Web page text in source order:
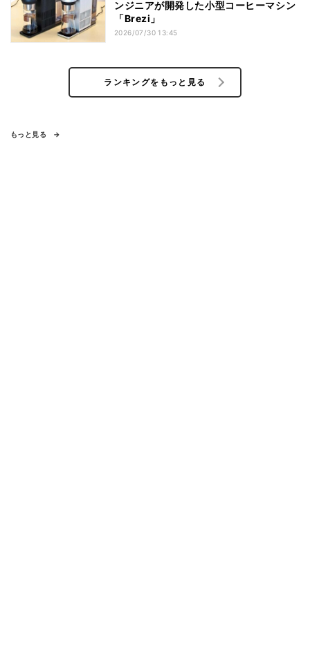
ンジニアが開発した小型コーヒーマシン
「Brezi」
2026/07/30 13:45
ランキングをもっと見る
もっと見る